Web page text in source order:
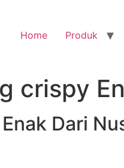
Home Produk
crispy
Dari